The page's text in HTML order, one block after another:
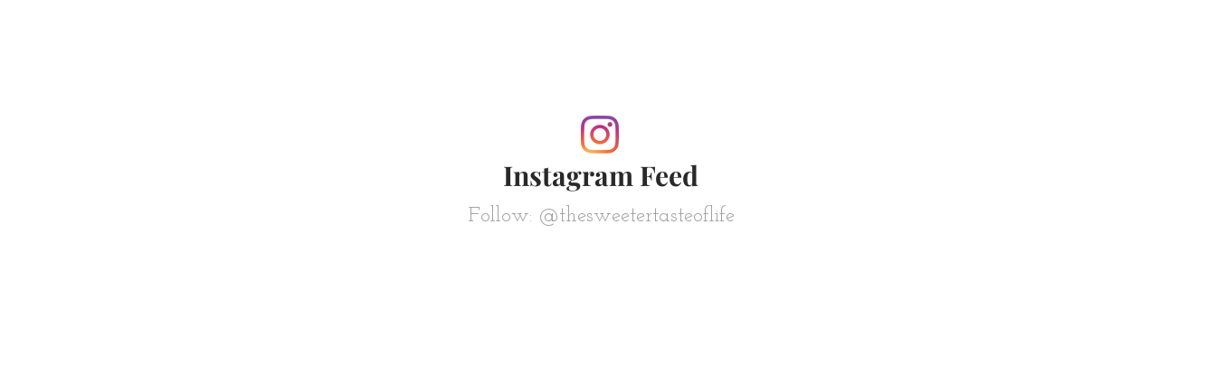
Instagram Feed
Follow: @thesweetertasteoflife